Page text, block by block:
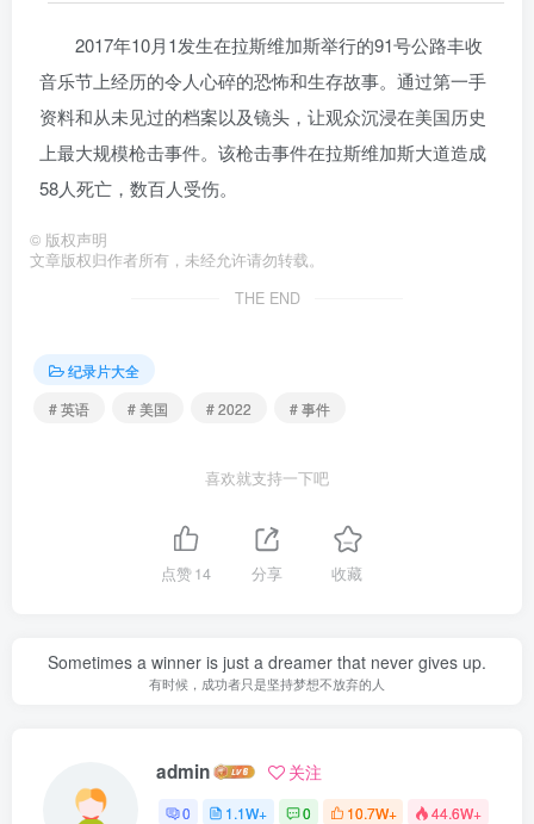
2017年10月1发生在拉斯维加斯举行的91号公路丰收
音乐节上经历的令人心碎的恐怖和生存故事。通过第一手
资料和从未见过的档案以及镜头，让观众沉浸在美国历史
上最大规模枪击事件。该枪击事件在拉斯维加斯大道造成
58人死亡，数百人受伤。
© 版权声明
文章版权归作者所有，未经允许请勿转载。
THE END
纪录片大全
# 英语
# 美国 # 2022 # 事件
喜欢就支持一下吧
点赞14 分享 收藏
Sometimes a winner is just a dreamer that never gives up.
有时候，成功者只是坚持梦想不放弃的人
admin 关注
0 1.1W+ 0 10.7W+ 44.6W+